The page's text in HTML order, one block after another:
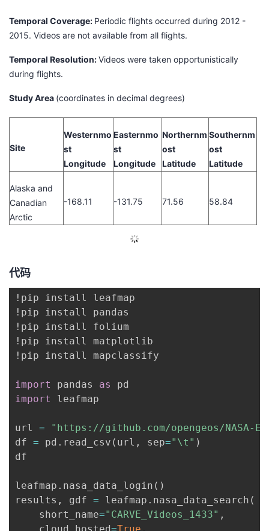
注
验
收
议
Temporal Coverage: Periodic flights occurred during 2012 -
2015. Videos are not available from all flights.
Temporal Resolution:Videos were taken opportunistically
during flights.
Study Area (coordinates in decimal degrees)
Site
Westernmo
st
Longitude
Easternmo
st
Longitude
Northernm
ost
Latitude
Southernm
ost
Latitude
Alaska and
Canadian
Arctic
-168.11 -131.75 71.56 58.84
代码
!pip install leafmap
!pip install pandas
!pip install folium
!pip install matplotlib
!pip install mapclassify
import pandas as
import
leafmap
url =
"https://github.com/opengeos/NASA-
df = pd . read_csv ( url , sep="\t" )
df
leafmap . nasa_data_login ( )
results , gdf = leafmap . nasa_data_search (
    short_name
="CARVE_Videos_1433" ,